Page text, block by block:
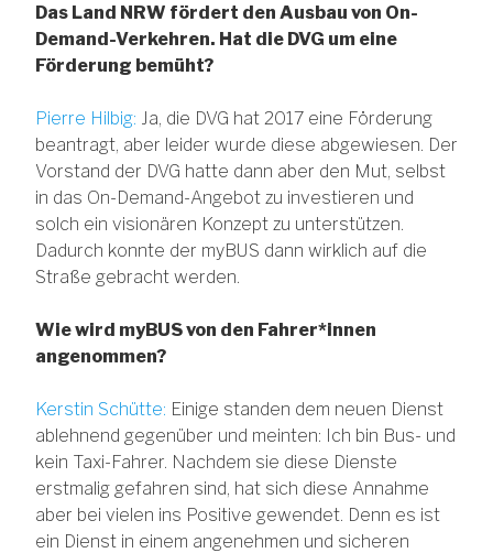
Das Land NRW fördert den Ausbau von On-
Demand-Verkehren. Hat die DVG um eine
Förderung bemüht?
Pierre Hilbig: Ja, die DVG hat 2017 eine Förderung
beantragt, aber leider wurde diese abgewiesen. Der
Vorstand der DVG hatte dann aber den Mut, selbst
in das On-Demand-Angebot zu investieren und
solch ein visionären Konzept zu unterstützen.
Dadurch konnte der myBUS dann wirklich auf die
Straße gebracht werden.
Wie wird myBUS von den Fahrer*innen
angenommen?
Kerstin Schütte: Einige standen dem neuen Dienst
ablehnend gegenüber und meinten: Ich bin Bus- und
kein Taxi-Fahrer. Nachdem sie diese Dienste
erstmalig gefahren sind, hat sich diese Annahme
aber bei vielen ins Positive gewendet. Denn es ist
ein Dienst in einem angenehmen und sicheren